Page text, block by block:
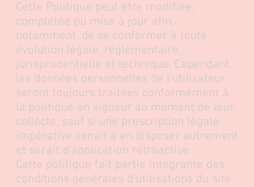
Cette Politique peut être modifiée,
complétée ou mise à jour afin,
notamment, de se conformer à toute
évolution légale, réglementaire,
jurisprudentielle et technique. Cependant,
les données personnelles de l’utilisateur
seront toujours traitées conformément à
la politique en vigueur au moment de leur
collecte, sauf si une prescription légale
impérative venait à en disposer autrement
et serait d’application rétroactive.
Cette politique fait partie intégrante des
conditions générales d’utilisations du site.